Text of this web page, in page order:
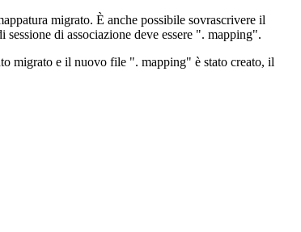
migrato. È anche possibile sovrascrivere il
di associazione deve essere ". mapping".
migrato e il nuovo file ". mapping" è stato creato, il